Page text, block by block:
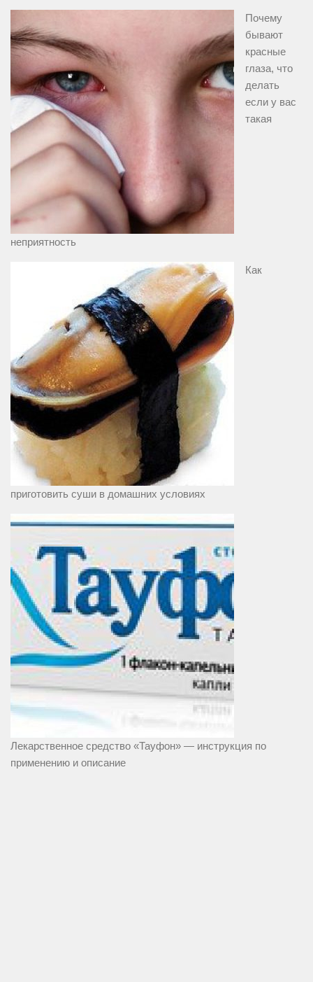
Почему
бывают
красные
глаза, что
делать
если у вас
такая
неприятность
Как
приготовить суши в домашних условиях
Лекарственное средство «Тауфон» — инструкция по
применению и описание